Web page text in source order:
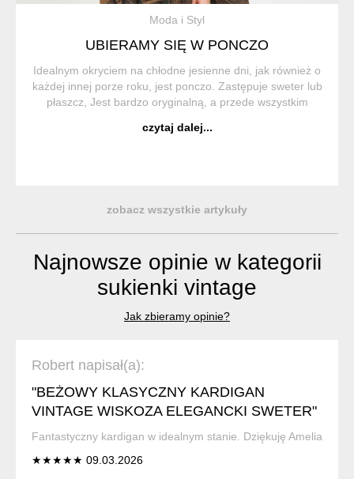
Moda i Styl
UBIERAMY SIĘ W PONCZO
Idealnym okryciem na chłodne jesienne dni, jak również o
każdej innej porze roku, jest ponczo. Zastępuje sweter lub
płaszcz, Jest bardzo oryginalną, a przede wszystkim
Poncho) to trad...
czytaj dalej...
zobacz wszystkie artykuły
Najnowsze opinie w kategorii
sukienki vintage
Jak zbieramy opinie?
Robert napisał(a):
"BEŻOWY KLASYCZNY KARDIGAN
VINTAGE WISKOZA ELEGANCKI SWETER"
Fantastyczny kardigan w idealnym stanie. Dziękuję Amelia
★★★★★ 09.03.2026